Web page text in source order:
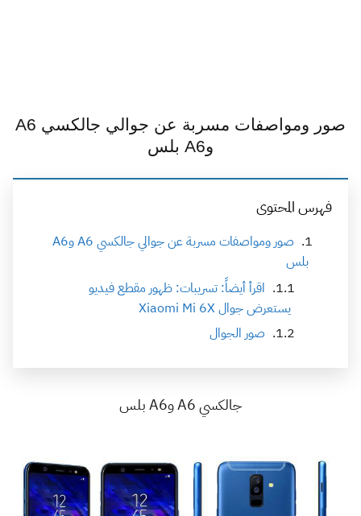
صور ومواصفات مسربة عن جوالي جالكسي A6
وA6 بلس
فهرس المحتوى
صور ومواصفات مسربة عن جوالي جالكسي A6 وA6
بلس
اقرأ أيضاً: تسريبات: ظهور مقطع فيديو
يستعرض جوال Xiaomi Mi 6X
صور الجوال
جالكسي A6 وA6 بلس